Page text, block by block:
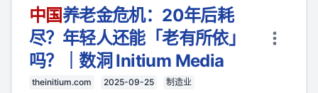
中国养老金危机：20年后耗
尽？年轻人还能「老有所依」
吗？｜数洞 Initium Media
theinitium.com 2025-09-25 制造业